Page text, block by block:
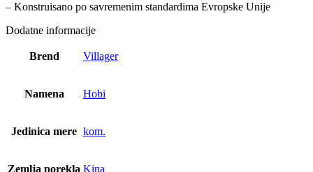
– Konstruisano po savremenim standardima Evropske Unije
Dodatne informacije
Brend Villager
Namena Hobi
Jedinica mere kom.
Zemlja porekla Kina